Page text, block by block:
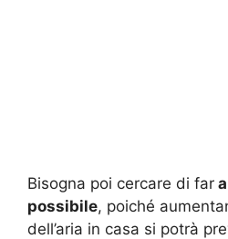
Bisogna poi cercare di far
possibile, poiché
dell’aria in casa si potrà